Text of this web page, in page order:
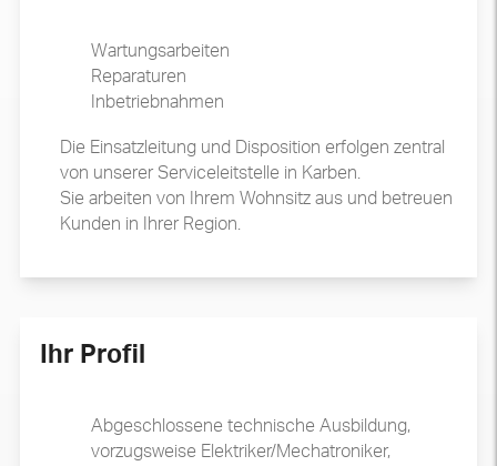
Wartungsarbeiten
Reparaturen
Inbetriebnahmen
Die Einsatzleitung und Disposition erfolgen zentral
von unserer Serviceleitstelle in Karben.
Sie arbeiten von Ihrem Wohnsitz aus und betreuen
Kunden in Ihrer Region.
Ihr Profil
Abgeschlossene technische Ausbildung,
vorzugsweise Elektriker/Mechatroniker,